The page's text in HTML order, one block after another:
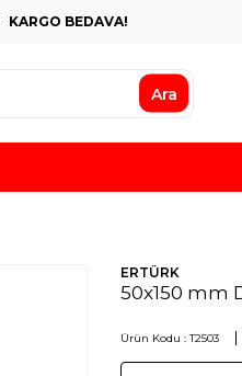
KARGO BEDAVA!
Ara
ERTÜRK
50x150 mm
Ürün Kodu :T2503